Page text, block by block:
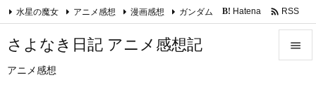
さよなき日記 アニメ感想記
アニメ感想

水星の魔女 アニメ感想 漫画感想 ガンダム B! Hatena  RSS